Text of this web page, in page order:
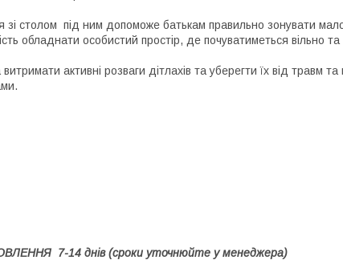
столом під ним допоможе батькам правильно зонувати
обладнати особистий простір, де почуватиметься вільно
активні розваги дітлахів та уберегти їх від травм та
7-14 днів (сроки уточнюйте у менеджера)